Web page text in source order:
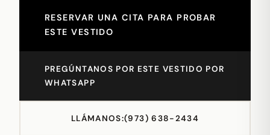
RESERVAR UNA CITA PARA PROBAR
ESTE VESTIDO
PREGÚNTANOS POR ESTE VESTIDO POR
WHATSAPP
LLÁMANOS:(973) 638-2434